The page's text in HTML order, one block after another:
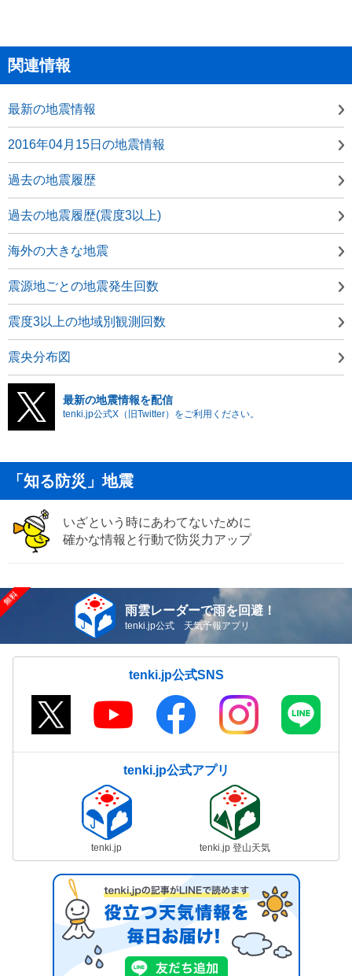
関連情報
最新の地震情報
2016年04月15日の地震情報
過去の地震履歴
過去の地震履歴(震度3以上)
海外の大きな地震
震源地ごとの地震発生回数
震度3以上の地域別観測回数
震央分布図
最新の地震情報を配信
tenki.jp公式X（旧Twitter）をご利用ください。
「知る防災」地震
いざという時にあわてないために
確かな情報と行動で防災力アップ
雨雲レーダーで雨を回避！
tenki.jp公式 天気予報アプリ
tenki.jp公式SNS
tenki.jp公式アプリ
tenki.jp tenki.jp 登山天気